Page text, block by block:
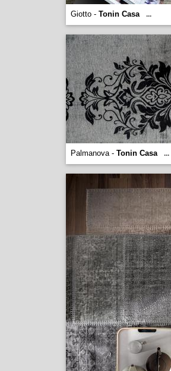
Giotto - Tonin Casa ...
Palmanova - Tonin Casa ...